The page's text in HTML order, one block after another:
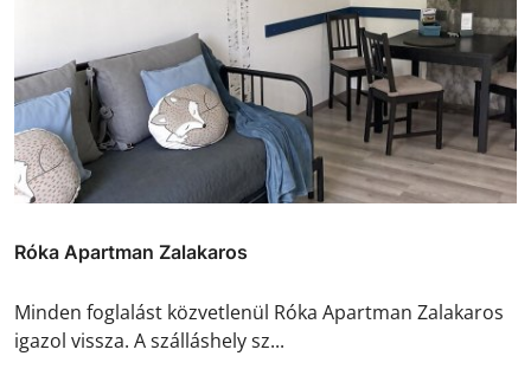
Róka Apartman Zalakaros
Minden foglalást közvetlenül Róka Apartman Zalakaros
igazol vissza. A szálláshely sz...